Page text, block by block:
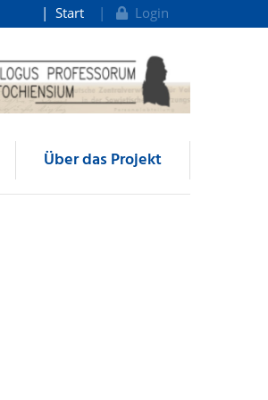
Start Login
Über das Projekt